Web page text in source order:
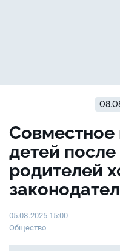
Совместное
детей
родителей
05.08.2025 15:00
Общество